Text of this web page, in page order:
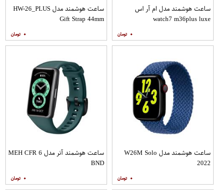
ساعت هوشمند مدل ام آر اس
watch7 m36plus luxe
۰
ساعت هوشمند مدل HW-26_PLUS
Gift Strap 44mm
۰
ساعت هوشمند مدل W26M Solo
2022
۰
ساعت هوشمند آنر مدل MEH CFR 6
BND
۰